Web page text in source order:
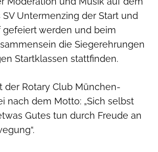
Untermenzing der Start und
gefeiert werden und beim
die Siegerehrungen
Startklassen stattfinden.
der Rotary Club München-
nach dem Motto: „Sich selbst
Gutes tun durch Freude an